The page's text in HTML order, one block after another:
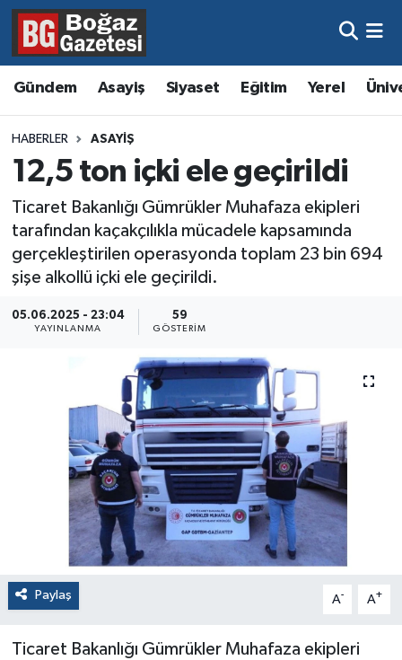
Gündem Asayiş Siyaset Eğitim Yerel
HABERLER ASAYIŞ
12,5 ton içki ele geçirildi
Ticaret Bakanlığı Gümrükler Muhafaza ekipleri
tarafından kaçakçılıkla mücadele kapsamında
gerçekleştirilen operasyonda toplam 23 bin 694
şişe alkollü içki ele geçirildi.
05.06.2025 - 23:04
YAYINLANMA
59
GÖSTERIM
Paylaş A- A+
Ticaret Bakanlığı Gümrükler Muhafaza ekipleri
Asayiş
Eğitim
Ekonomi
Gündem
Kültür ve Sanat
Hava Durumu
Trafik Durumu
Süper Lig Puan Durumu ve Fikstür
Tüm Manşetler
Son Dakika Haberleri